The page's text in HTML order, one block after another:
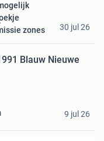
zones
30 jul 26
Blauw Nieuwe
9 jul 26